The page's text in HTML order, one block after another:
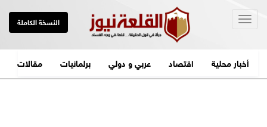
النسخة الكاملة
أخبار محلية اقتصاد عربي و دولي برلمانيات مقالات